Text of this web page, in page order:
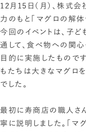
12月15日（月）、株式
力のもと「マグロの解体
今回のイベントは、子
通して、食べ物への関
目的に実施したもので
もたちは大きなマグロ
でした。
最初に寿商店の職人さ
寧に説明しました。「マ